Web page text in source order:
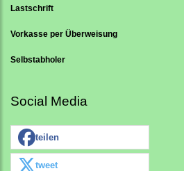
Lastschrift
Vorkasse per Überweisung
Selbstabholer
Social Media
teilen
tweet